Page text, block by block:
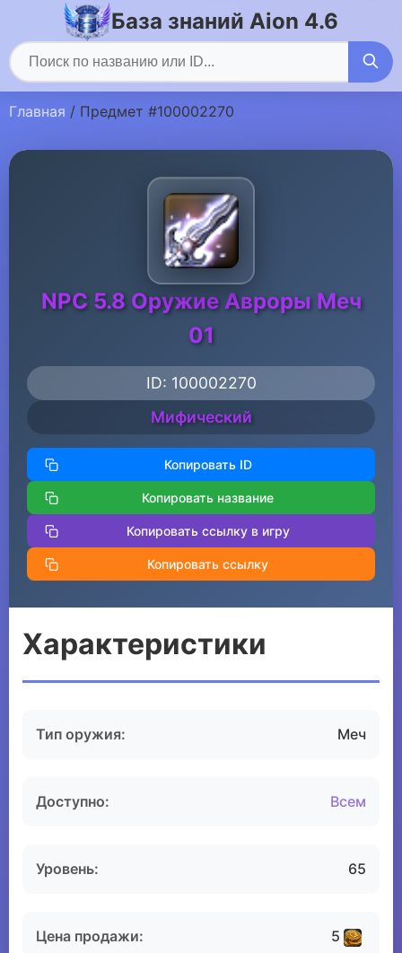
База знаний Aion 4.6
Главная / Предмет #100002270
NPC 5.8 Оружие Авроры Меч
01
ID: 100002270
Мифический
Копировать ID
Копировать название
Копировать ссылку в игру
Копировать ссылку
Характеристики
Тип оружия: Меч
Доступно: Всем
Уровень: 65
Цена продажи: 5